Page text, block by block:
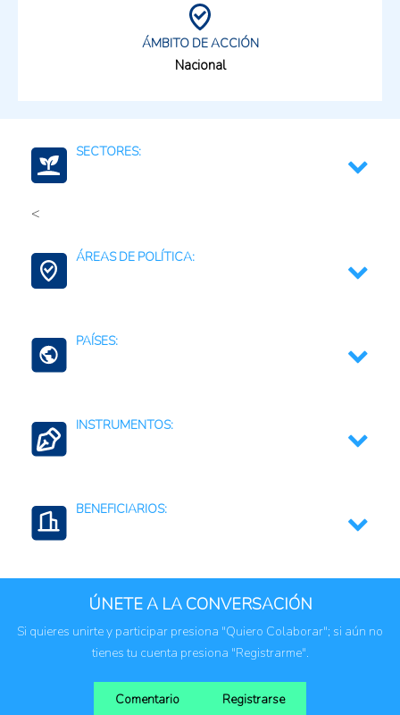
ÁMBITO DE ACCIÓN
Nacional
SECTORES:
<
ÁREAS DE POLÍTICA:
PAÍSES:
INSTRUMENTOS:
tecnológico
Regulaciones, normativas y marcos jurídicos
BENEFICIARIOS:
Instituciones públicas
ÚNETE A LA CONVERSACIÓN
Si quieres unirte y participar presiona "Quiero Colaborar"; si aún no
tienes tu cuenta presiona "Registrarme".
Comentario Registrarse